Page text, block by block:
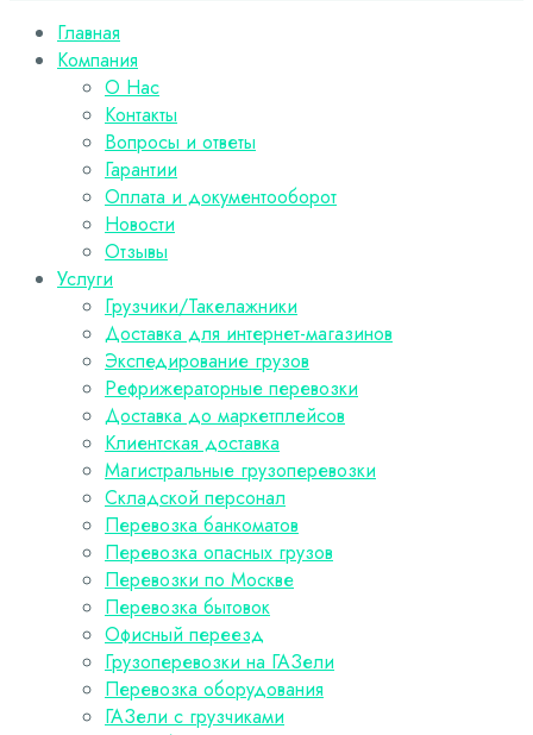
Главная
Компания
О Нас
Контакты
Вопросы и ответы
Гарантии
Оплата и документооборот
Новости
Отзывы
Услуги
Грузчики/Такелажники
Доставка для интернет-магазинов
Экспедирование грузов
Рефрижераторные перевозки
Доставка до маркетплейсов
Клиентская доставка
Магистральные грузоперевозки
Складской персонал
Перевозка банкоматов
Перевозка опасных грузов
Перевозки по Москве
Перевозка бытовок
Офисный переезд
Грузоперевозки на ГАЗели
Перевозка оборудования
ГАЗели с грузчиками